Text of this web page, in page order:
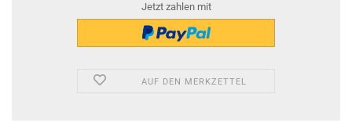
Jetzt zahlen mit
AUF DEN MERKZETTEL